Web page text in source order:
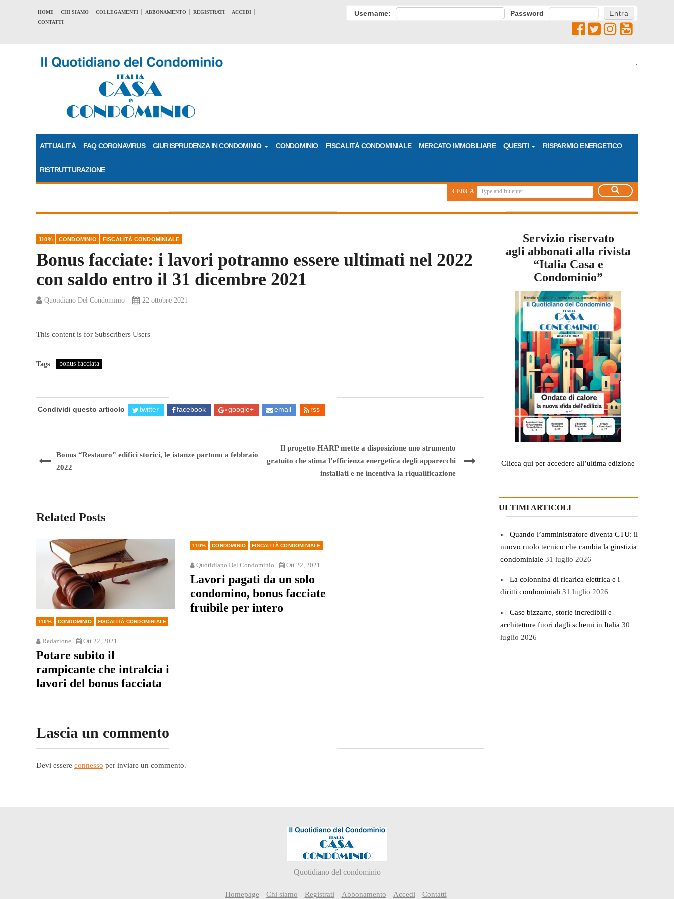
HOME CHI SIAMO COLLEGAMENTI ABBONAMENTO REGISTRATI
ACCEDI
CONTATTI
Username: Password
.
ATTUALITÀ FAQ CORONAVIRUS GIURISPRUDENZA IN CONDOMINIO CONDOMINIO FISCALITÀ CONDOMINIALE MERCATO IMMOBILIARE QUESITI RISPARMIO ENERGETICO
RISTRUTTURAZIONE
CERCA
110% CONDOMINIO FISCALITÀ CONDOMINIALE
Bonus facciate: i lavori potranno essere ultimati nel 2022
con saldo entro il 31 dicembre 2021
Quotidiano Del Condominio 22 ottobre 2021
This content is for Subscribers Users
Tags bonus facciata
Condividi questo articolo twitter facebook google+ email rss
Bonus “Restauro” edifici storici, le istanze partono a febbraio
2022
Il progetto HARP mette a disposizione uno strumento
gratuito che stima l’efficienza energetica degli apparecchi
installati e ne incentiva la riqualificazione
Related Posts
110% CONDOMINIO FISCALITÀ CONDOMINIALE
Redazione Ott 22, 2021
Potare subito il
rampicante che intralcia i
lavori del bonus facciata
110% CONDOMINIO FISCALITÀ CONDOMINIALE
Quotidiano Del Condominio Ott 22, 2021
Lavori pagati da un solo
condomino, bonus facciate
fruibile per intero
Lascia un commento
Devi essere connesso per inviare un commento.
Servizio riservato
agli abbonati alla rivista
“Italia Casa e
Condominio”
Clicca qui per accedere all’ultima edizione
ULTIMI ARTICOLI
Quando l’amministratore diventa CTU: il
nuovo ruolo tecnico che cambia la giustizia
condominiale 31 luglio 2026
La colonnina di ricarica elettrica e i
diritti condominiali 31 luglio 2026
Case bizzarre, storie incredibili e
architetture fuori dagli schemi in Italia 30
luglio 2026
Quotidiano del condominio
Homepage Chi siamo Registrati Abbonamento Accedi Contatti